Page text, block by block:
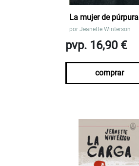
La mujer de púrpura
por Jeanette Winterson
pvp. 16,90 €
comprar